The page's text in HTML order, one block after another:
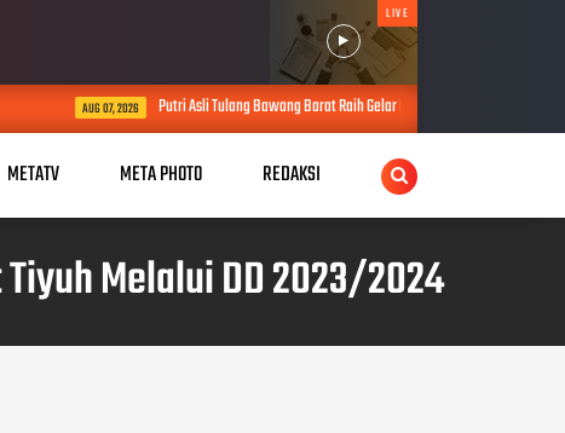
LIVE
Putri Asli Tulang Bawang Barat Raih Gelar Doktor, Usulkan Konsep Pengayaan Tidak Sah Perkuat
METATV META PHOTO REDAKSI
Melalui DD 2023/2024